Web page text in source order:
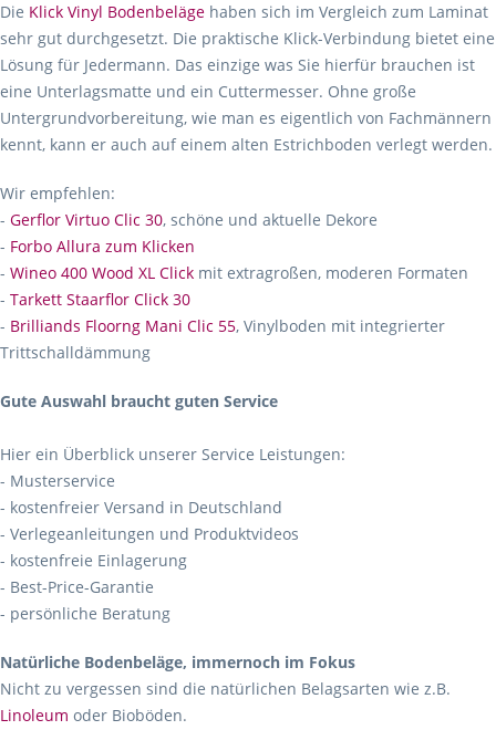
Die Klick Vinyl Bodenbeläge haben sich im Vergleich zum Laminat
sehr gut durchgesetzt. Die praktische Klick-Verbindung bietet eine
Lösung für Jedermann. Das einzige was Sie hierfür brauchen ist
eine Unterlagsmatte und ein Cuttermesser. Ohne große
Untergrundvorbereitung, wie man es eigentlich von Fachmännern
kennt, kann er auch auf einem alten Estrichboden verlegt werden.
Wir empfehlen:
- Gerflor Virtuo Clic 30, schöne und aktuelle Dekore
- Forbo Allura zum Klicken
- Wineo 400 Wood XL Click mit extragroßen, moderen Formaten
- Tarkett Staarflor Click 30
- Brilliands Floorng Mani Clic 55, Vinylboden mit integrierter
Trittschalldämmung
Gute Auswahl braucht guten Service
Hier ein Überblick unserer Service Leistungen:
- Musterservice
- kostenfreier Versand in Deutschland
- Verlegeanleitungen und Produktvideos
- kostenfreie Einlagerung
- Best-Price-Garantie
- persönliche Beratung
Natürliche Bodenbeläge, immernoch im Fokus
Nicht zu vergessen sind die natürlichen Belagsarten wie z.B.
Linoleum oder Bioböden.